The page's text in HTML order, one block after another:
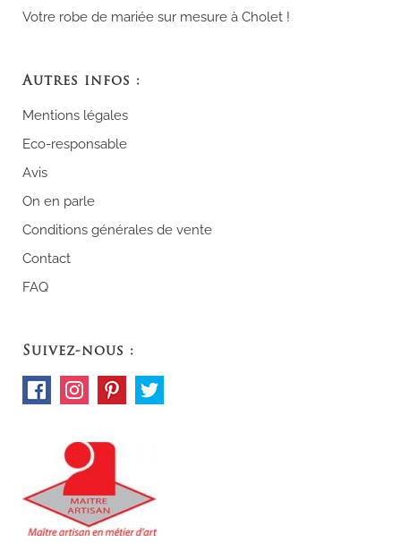
Votre robe de mariée sur mesure à Cholet !
Autres infos :
Mentions légales
Eco-responsable
Avis
On en parle
Conditions générales de vente
Contact
FAQ
Suivez-nous :